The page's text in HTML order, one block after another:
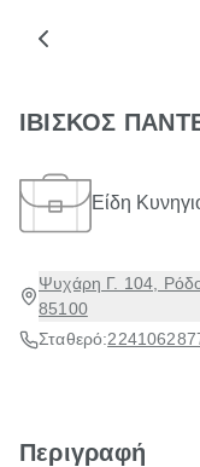
ΙΒΙΣΚΟΣ
Είδη
Ψυχάρη Γ. 104,
85100
Σταθερό:
Περιγραφή